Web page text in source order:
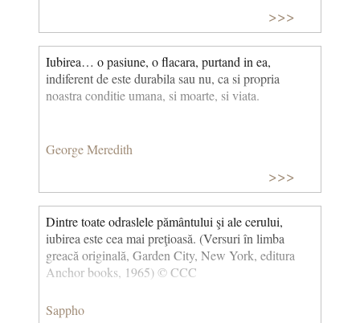
>>>
Iubirea… o pasiune, o flacara, purtand in ea,
indiferent de este durabila sau nu, ca si propria
noastra conditie umana, si moarte, si viata.
George Meredith
>>>
Dintre toate odraslele pământului şi ale cerului,
iubirea este cea mai preţioasă. (Versuri în limba
greacă originală, Garden City, New York, editura
Anchor books, 1965) © CCC
Sappho